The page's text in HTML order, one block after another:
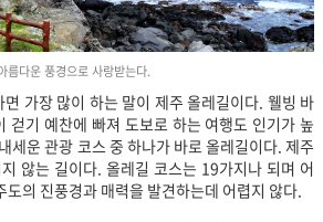
름다운 풍경으로 사랑받는다.
가장 많이 하는 말이 제주 올레길이다. 웰빙 바
걷기 예찬에 빠져 도보로 하는 여행도 인기가 높
세운 관광 코스 중 하나가 바로 올레길이다. 제주
않는 길이다. 올레길 코스는 19가지나 되며 어
도의 진풍경과 매력을 발견하는데 어렵지 않다.